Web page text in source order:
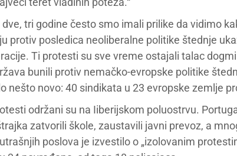
tri godine često smo imali prilike da vidimo
protiv posledica neoliberalne politike štednje
Ti protesti su sve vreme ostajali talac
bunili protiv nemačko-evropske politike
nešto novo: 40 sindikata u 23 evropske zemlje
održani su na Iiberijskom poluostrvu.
zatvorili škole, zaustavili javni prevoz, a
poslova je izvestilo o „izolovanim